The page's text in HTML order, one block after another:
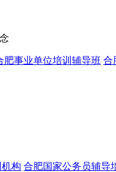
肥事业单位培训辅导班 合
构 合肥国家公务员辅导